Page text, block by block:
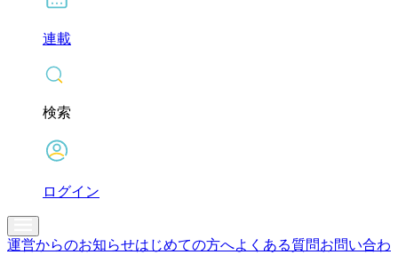
連載
検索
ログイン
運営からのお知らせはじめての方へよくある質問お問い合わ